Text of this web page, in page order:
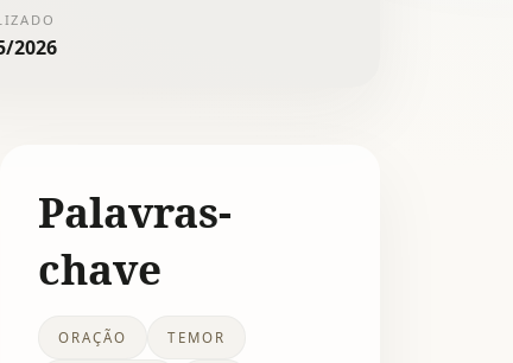
2026
Palavras-
chave
ORAÇÃO TEMOR